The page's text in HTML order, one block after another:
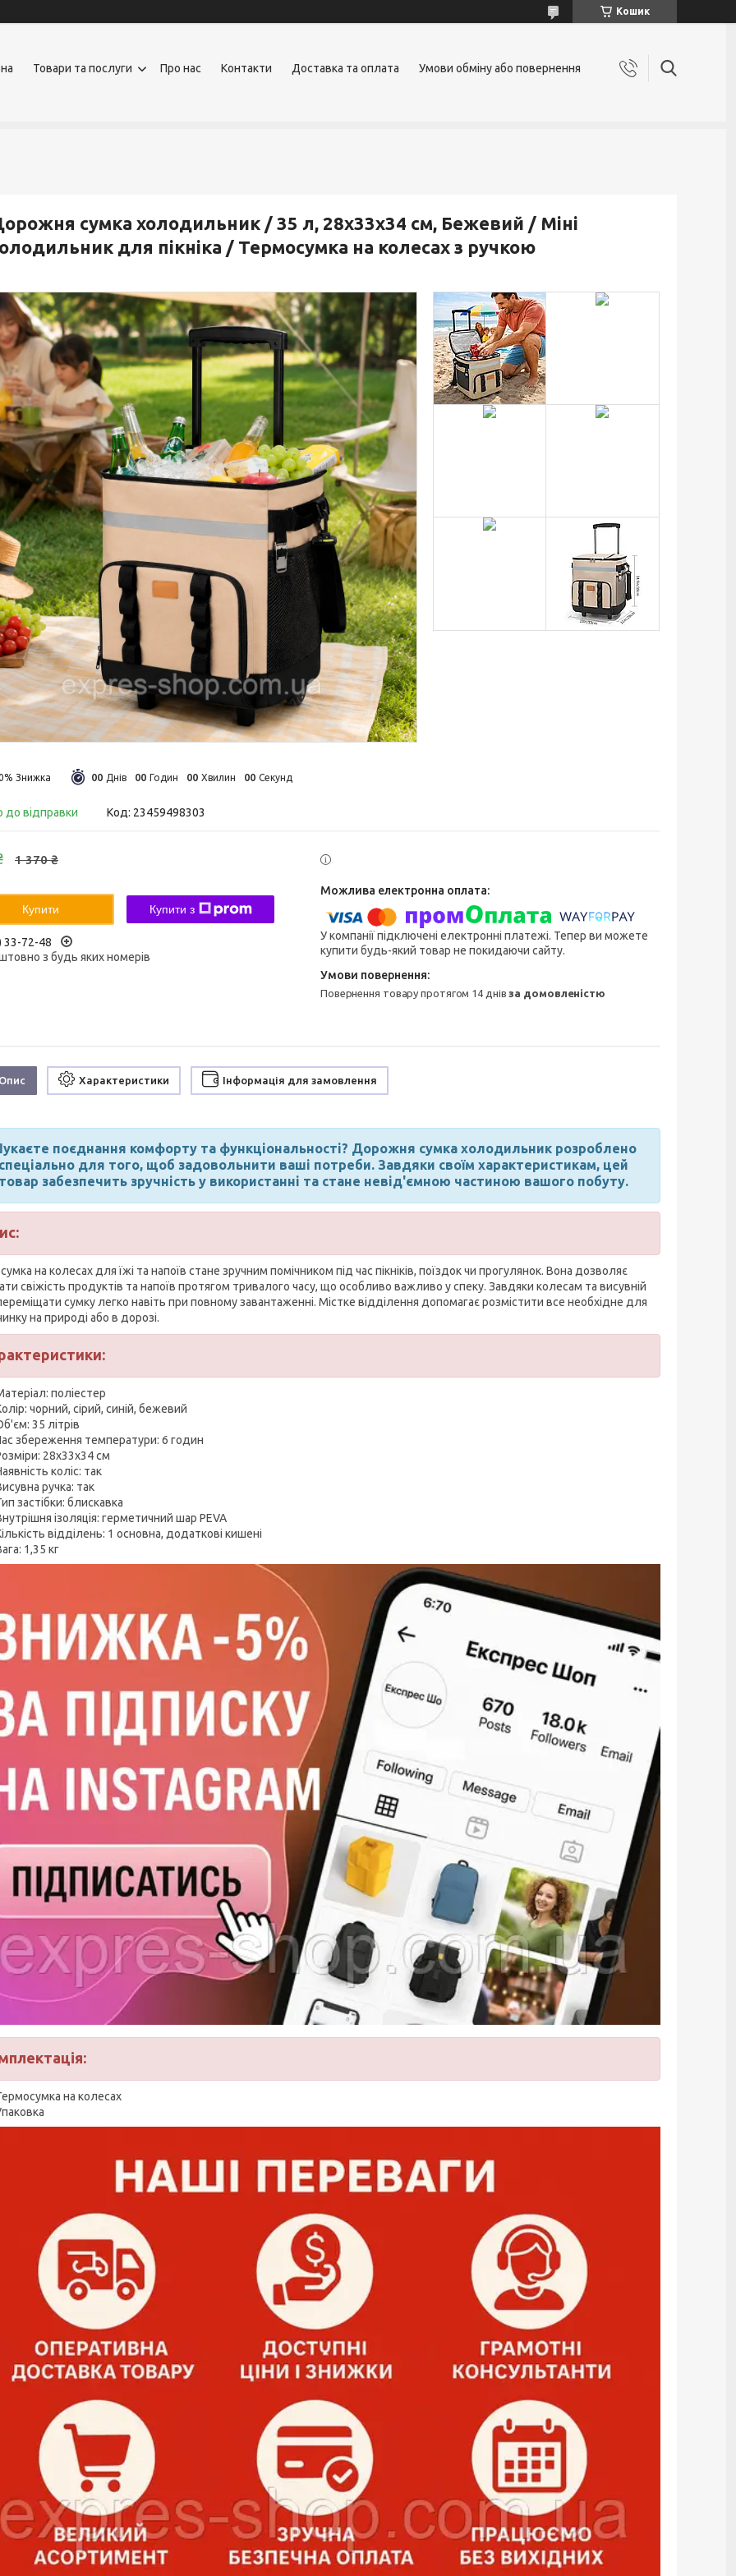
Кошик
Товари та послуги Про нас Контакти Доставка та оплата Умови обміну або повернення
сумка холодильник / 35 л, 28х33х34 см, Бежевий / Міні
для пікніка / Термосумка на колесах з ручкою
00 Днів 00 Годин 00 Хвилин 00 Секунд
до відправки Код: 23459498303
1 370 ₴
Купити Купити з
33-72-48
з будь яких номерів
У компанії підключені електронні платежі. Тепер ви можете
купити будь-який товар не покидаючи сайту.
повернення товару протягом 14 днівза домовленістю
Характеристики Інформація для замовлення
поєднання комфорту та функціональності? Дорожня сумка холодильник розроблено
для того, щоб задовольнити ваші потреби. Завдяки своїм характеристикам, цей
забезпечить зручність у використанні та стане невід'ємною частиною вашого побуту.
на колесах для їжі та напоїв стане зручним помічником під час пікніків, поїздок чи прогулянок. Вона дозволяє
свіжість продуктів та напоїв протягом тривалого часу, що особливо важливо у спеку. Завдяки колесам та висувній
сумку легко навіть при повному завантаженні. Містке відділення допомагає розмістити все необхідне для
на природі або в дорозі.
поліестер
чорний, сірий, синій, бежевий
35 літрів
збереження температури: 6 годин
28х33х34 см
коліс: так
ручка: так
застібки: блискавка
ізоляція: герметичний шар PEVA
відділень: 1 основна, додаткові кишені
1,35 кг
на колесах